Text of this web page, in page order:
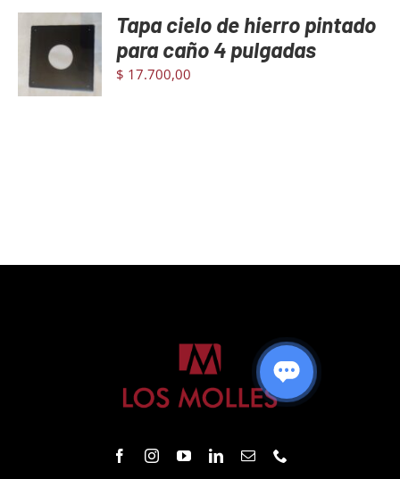
AGREGAR
CARRITO
DETAILS
Tapa cielo de hierro pintado
para caño 4 pulgadas
$ 17.700,00